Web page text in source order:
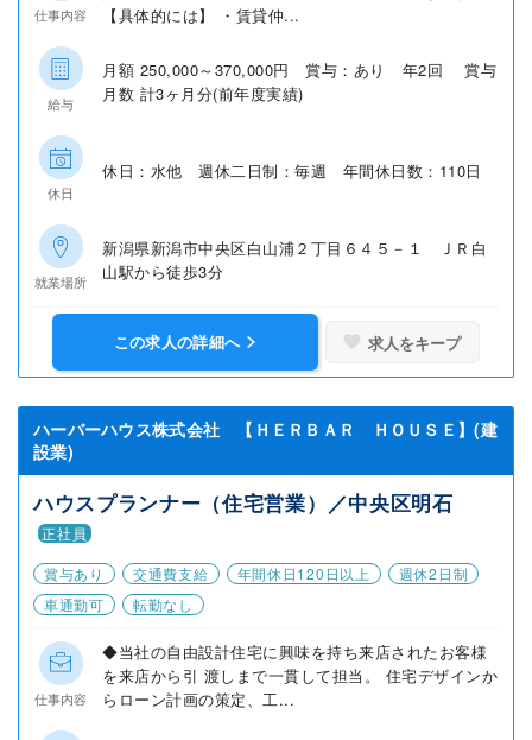
仕事内容
【具体的には】 ・賃貸仲...
給与
月額 250,000～370,000円 賞与：あり 年2回 賞与
月数 計3ヶ月分(前年度実績)
休日
休日：水他 週休二日制：毎週 年間休日数：110日
就業場所
新潟県新潟市中央区白山浦２丁目６４５－１ ＪＲ白
山駅から徒歩3分
この求人の詳細へ 求人をキープ
ハーバーハウス株式会社 【ＨＥＲＢＡＲ ＨＯＵＳＥ】(建
設業)
ハウスプランナー（住宅営業）／中央区明石
正社員
賞与あり
交通費支給 年間休日120日以上
週休2日制
車通勤可
転勤なし
仕事内容
◆当社の自由設計住宅に興味を持ち来店されたお客様
を来店から引 渡しまで一貫して担当。 住宅デザインか
らローン計画の策定、工...